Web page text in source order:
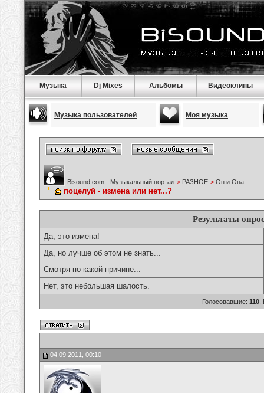
Музыка Dj Mixes Альбомы Видеоклипы
Музыка пользователей Моя музыка
Bisound.com - Музыкальный портал > РАЗНОЕ > Он и Она
поцелуй - измена или нет...?
Результаты
Да, это измена!
Да, но лучше об этом не знать...
Смотря по какой причине...
Нет, это небольшая шалость.
Голосовавшие: 110
04.09.2011, 00:10